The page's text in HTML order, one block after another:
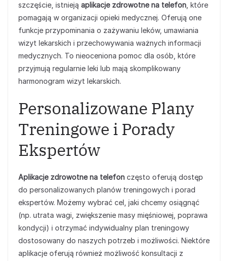
szczęście, istnieją aplikacje zdrowotne na telefon , które
pomagają w organizacji opieki medycznej. Oferują one
funkcje przypominania o zażywaniu leków, umawiania
wizyt lekarskich i przechowywania ważnych informacji
medycznych. To nieoceniona pomoc dla osób, które
przyjmują regularnie leki lub mają skomplikowany
harmonogram wizyt lekarskich.
Personalizowane Plany
Treningowe i Porady
Ekspertów
Aplikacje zdrowotne na telefon często oferują dostęp
do personalizowanych planów treningowych i porad
ekspertów. Możemy wybrać cel, jaki chcemy osiągnąć
(np. utrata wagi, zwiększenie masy mięśniowej, poprawa
kondycji) i otrzymać indywidualny plan treningowy
dostosowany do naszych potrzeb i możliwości. Niektóre
aplikacje oferują również możliwość konsultacji z